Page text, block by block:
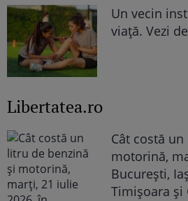
Un vecin
viață. Vezi
Libertatea.ro
Cât costă
motorină,
București,
Timișoara și